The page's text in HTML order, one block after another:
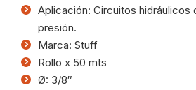
Aplicación: Circuitos hidráulicos
presión.
Marca: Stuff
Rollo x 50 mts
Ø: 3/8″